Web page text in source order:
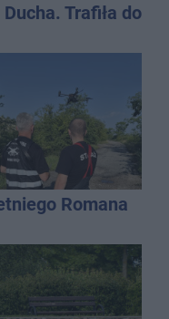
Trafiła do
Romana